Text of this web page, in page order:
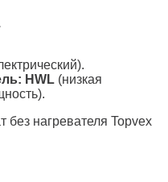
HWL (низкая
без нагревателя Topvex